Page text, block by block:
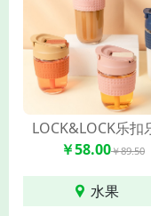
￥58.00￥89.50
水果